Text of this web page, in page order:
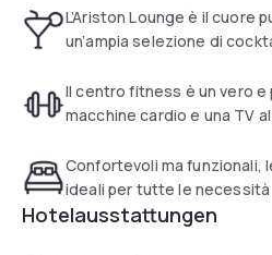
been recently renovated and
and tea and coffee making
satellite TV.
L’Ariston Lounge è il cuore
un’ampia selezione di
Il centro fitness è un vero
macchine cardio e una TV
Confortevoli ma funzionali,
ideali per tutte le necessità
Hotelausstattungen